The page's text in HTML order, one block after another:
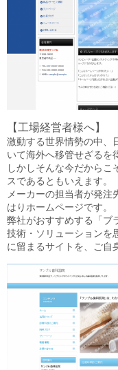
【工場経営者様へ】
激動する世界情勢の中、
いて海外へ移管せざるを
しかしそんな今だからこ
スであるともいえます。
メーカーの担当者が発注
はりホームページです。
弊社がおすすめする「ブ
技術・ソリューションを
に留まるサイトを、ご自